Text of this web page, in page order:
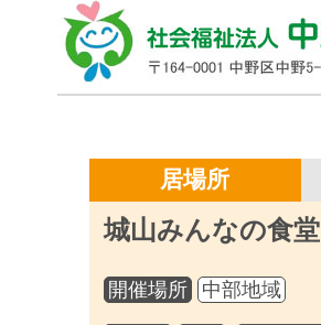
居場所
城山みんなの食堂
開催場所 中部地域